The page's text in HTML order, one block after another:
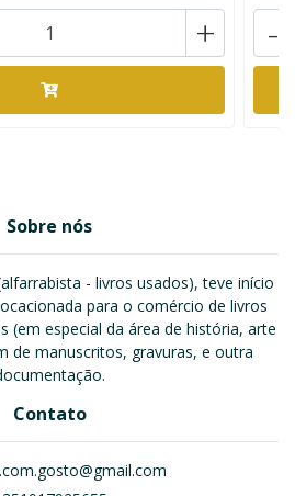
+ -
Sobre nós
- livros usados), teve início
para o comércio de livros
(em especial da área de história, arte
de manuscritos, gravuras, e outra
Contato